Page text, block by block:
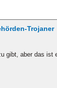
Trojaner
gibt, aber das ist